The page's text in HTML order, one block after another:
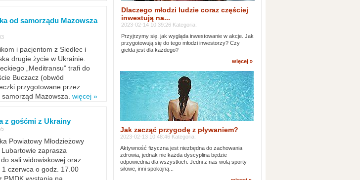
od samorządu Mazowsza
i pacjentom z Siedlec i
drugie życie w Ukrainie.
„Meditransu” trafi do
Buczacz (obwód
przygotowane przez
Mazowsza. więcej »
z gośćmi z Ukrainy
Powiatowy Młodzieżowy
zaprasza
sali widowiskowej oraz
czerwca o godz. 17.00
Dlaczego młodzi ludzie coraz częściej
inwestują na...
2023-02-14 10:39:26 Kategoria:
Przyjrzymy się, jak wygląda inwestowanie w akcje. Jak
przygotowują się do tego młodzi inwestorzy? Czy
giełda jest dla każdego?
więcej »
Jak zacząć przygodę z pływaniem?
2023-02-13 10:48:46 Kategoria:
Aktywność fizyczna jest niezbędna do zachowania
zdrowia, jednak nie każda dyscyplina będzie
odpowiednia dla wszystkich. Jedni z nas wolą sporty
siłowe, inni spokojną...